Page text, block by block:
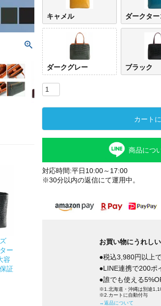
ー
容
証
キャメル ダークタ
ダークグレー ブラック
カート
商品につ
対応時間:平日10:00～17:00
※30分以内の返信にて運用中。
お買い物にうれし
●税込3,980円以上
●LINE連携で200ポ
●誰でも使える
※1.北海道・沖縄は別途
※2.カートに自動付与
→返品について